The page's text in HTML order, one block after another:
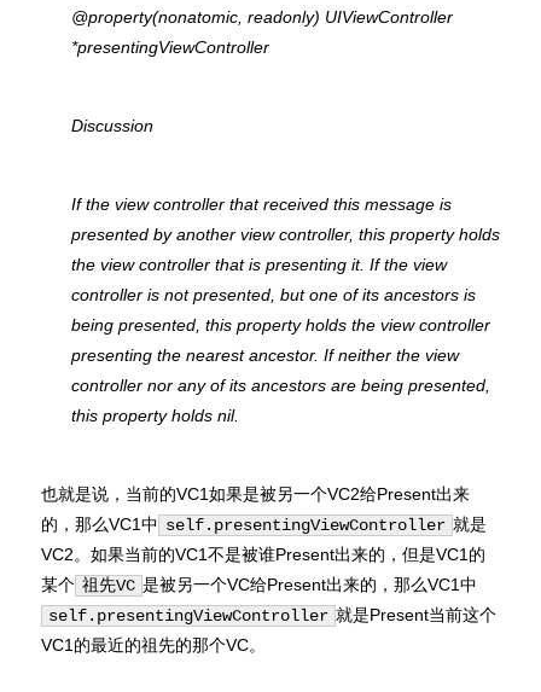
@property(nonatomic, readonly) UIViewController
*presentingViewController
Discussion
If the view controller that received this message is
presented by another view controller, this property holds
the view controller that is presenting it. If the view
controller is not presented, but one of its ancestors is
being presented, this property holds the view controller
presenting the nearest ancestor. If neither the view
controller nor any of its ancestors are being presented,
this property holds nil.
也就是说，当前的VC1如果是被另一个VC2给Present出来
的，那么VC1中 self.presentingViewController 就是
VC2。如果当前的VC1不是被谁Present出来的，但是VC1的
某个 祖先VC 是被另一个VC给Present出来的，那么VC1中
self.presentingViewController 就是Present当前这个
VC1的最近的祖先的那个VC。